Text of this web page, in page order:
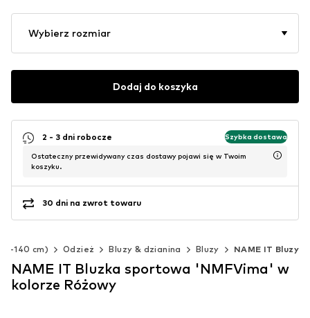
Wybierz rozmiar
Dodaj do koszyka
2 - 3 dni robocze Szybka dostawa
Ostateczny przewidywany czas dostawy pojawi się w Twoim
koszyku.
30 dni na zwrot towaru
140 cm) Odzież Bluzy & dzianina Bluzy NAME IT Bluzy
NAME IT Bluzka sportowa 'NMFVima' w
kolorze Różowy